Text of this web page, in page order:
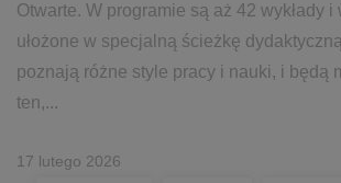
Otwarte. W programie są aż 42 wykłady i
ułożone w specjalną ścieżkę
poznają różne style pracy i nauki, i będą
ten,...
17 lutego 2026